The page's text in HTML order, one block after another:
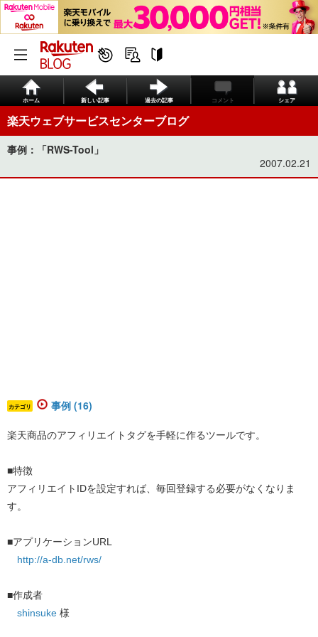
ホーム 新しい記事 過去の記事 コメント シェア
楽天ウェブサービスセンターブログ
事例：「RWS-Tool」
2007.02.21
カテゴリ 事例 (16)
楽天商品のアフィリエイトタグを手軽に作るツールです。
■特徴
アフィリエイトIDを設定すれば、毎回登録する必要がなくなりま
す。
■アプリケーションURL
http://a-db.net/rws/
■作成者
shinsuke 様